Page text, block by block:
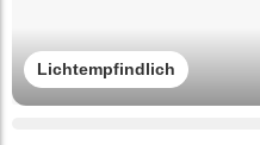
Lichtempfindlich